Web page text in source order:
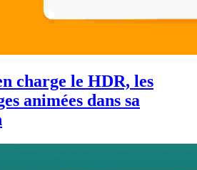
charge le HDR, les
animées dans sa